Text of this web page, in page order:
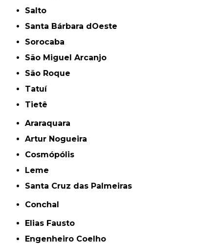
Salto
Santa Bárbara dOeste
Sorocaba
São Miguel Arcanjo
São Roque
Tatuí
Tietê
Araraquara
Artur Nogueira
Cosmópólis
Leme
Santa Cruz das Palmeiras
Conchal
Elias Fausto
Engenheiro Coelho